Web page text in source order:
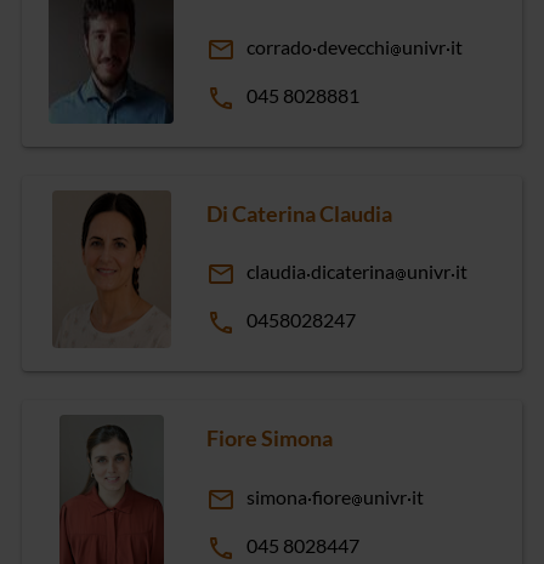
email corrado devecchi univr it
phone 045 8028881
Di Caterina Claudia
email claudia dicaterina univr it
phone 0458028247
Fiore Simona
email simona fiore univr it
phone 045 8028447